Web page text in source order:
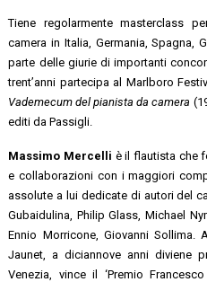
Tiene regolarmente masterclass
camera in Italia, Germania,
parte delle giurie di importanti
trent’anni partecipa al Marlboro
Vademecum del pianista da camera
editi da Passigli.
Massimo Mercelli è il flautista che
e collaborazioni con i maggiori
assolute a lui dedicate di autori del
Gubaidulina, Philip Glass, Michael
Ennio Morricone, Giovanni Sollima.
Jaunet, a diciannove anni diviene
Venezia, vince il ‘Premio